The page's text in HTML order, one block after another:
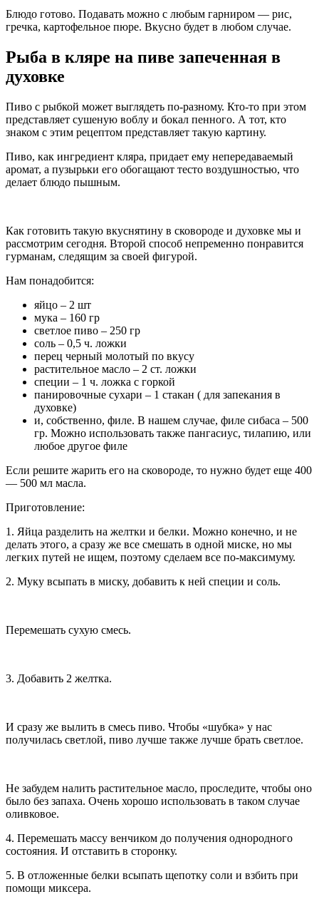
Блюдо готово. Подавать можно с любым гарниром — рис,
гречка, картофельное пюре. Вкусно будет в любом случае.
Рыба в кляре на пиве запеченная в
духовке
Пиво с рыбкой может выглядеть по-разному. Кто-то при этом
представляет сушеную воблу и бокал пенного. А тот, кто
знаком с этим рецептом представляет такую картину.
Пиво, как ингредиент кляра, придает ему непередаваемый
аромат, а пузырьки его обогащают тесто воздушностью, что
делает блюдо пышным.
Как готовить такую вкуснятину в сковороде и духовке мы и
рассмотрим сегодня. Второй способ непременно понравится
гурманам, следящим за своей фигурой.
Нам понадобится:
яйцо – 2 шт
мука – 160 гр
светлое пиво – 250 гр
соль – 0,5 ч. ложки
перец черный молотый по вкусу
растительное масло – 2 ст. ложки
специи – 1 ч. ложка с горкой
панировочные сухари – 1 стакан ( для запекания в
духовке)
и, собственно, филе. В нашем случае, филе сибаса – 500
гр. Можно использовать также пангасиус, тилапию, или
любое другое филе
Если решите жарить его на сковороде, то нужно будет еще 400
— 500 мл масла.
Приготовление:
1. Яйца разделить на желтки и белки. Можно конечно, и не
делать этого, а сразу же все смешать в одной миске, но мы
легких путей не ищем, поэтому сделаем все по-максимуму.
2. Муку всыпать в миску, добавить к ней специи и соль.
Перемешать сухую смесь.
3. Добавить 2 желтка.
И сразу же вылить в смесь пиво. Чтобы «шубка» у нас
получилась светлой, пиво лучше также лучше брать светлое.
Не забудем налить растительное масло, проследите, чтобы оно
было без запаха. Очень хорошо использовать в таком случае
оливковое.
4. Перемешать массу венчиком до получения однородного
состояния. И отставить в сторонку.
5. В отложенные белки всыпать щепотку соли и взбить при
помощи миксера.